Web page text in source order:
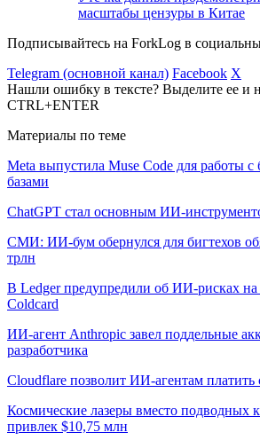
масштабы цензуры в Китае
Подписывайтесь на ForkLog в
Telegram (основной канал) Facebook X
Нашли ошибку в тексте? Выделите ее и
CTRL+ENTER
Материалы по теме
Meta выпустила Muse Code для работы
базами
ChatGPT стал основным ИИ-
СМИ: ИИ-бум обернулся для бигтехов
трлн
В Ledger предупредили об ИИ-рисках на
Coldcard
ИИ-агент Anthropic завел поддельные
разработчика
Cloudflare позволит ИИ-агентам платить
Космические лазеры вместо подводных
привлек $10,75 млн